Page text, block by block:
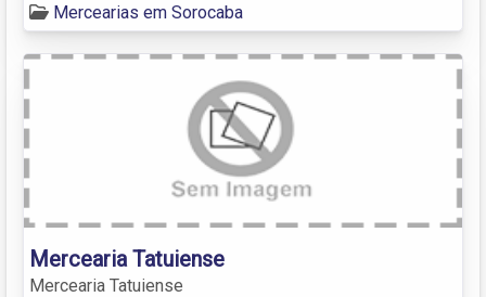
Mercearias em Sorocaba
Mercearia Tatuiense
Mercearia Tatuiense